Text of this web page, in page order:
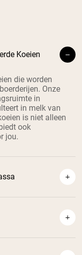
Koeien
die worden
Onze
in
in melk van
is niet alleen
ook
jou.